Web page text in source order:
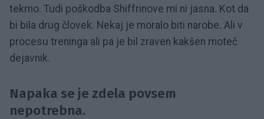
tekmo. Tudi poškodba Shiffrinove mi ni jasna. Kot da
bi bila drug človek. Nekaj je moralo biti narobe. Ali v
procesu treninga ali pa je bil zraven kakšen moteč
dejavnik.
Napaka se je zdela povsem
nepotrebna.